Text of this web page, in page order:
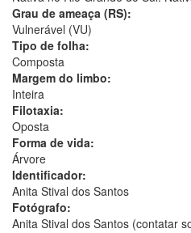
Grau de ameaça (RS):
Vulnerável (VU)
Tipo de folha:
Composta
Margem do limbo:
Inteira
Filotaxia:
Oposta
Forma de vida:
Árvore
Identificador:
Anita Stival dos Santos
Fotógrafo:
Anita Stival dos Santos (contatar